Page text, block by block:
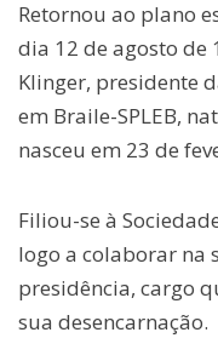
Retornou ao plano
dia 12 de agosto de
Klinger, presidente
em Braile-SPLEB,
nasceu em 23 de
Filiou-se à
logo a colaborar na
presidência, cargo
sua desencarnação.